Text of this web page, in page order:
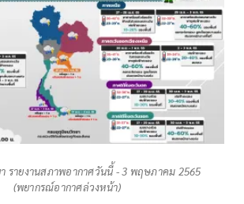
รายงานสภาพอากาศวันนี้ - 3 พฤษภาคม 2565
(พยากรณ์อากาศล่วงหน้า)